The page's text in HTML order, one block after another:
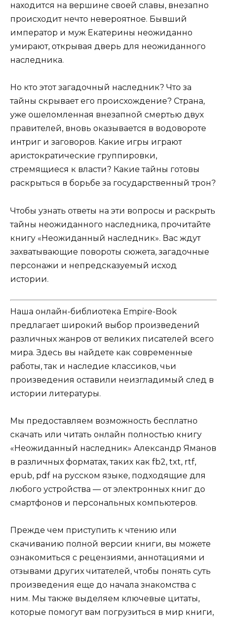
находится на вершине своей славы, внезапно
происходит нечто невероятное. Бывший
император и муж Екатерины неожиданно
умирают, открывая дверь для неожиданного
наследника.
Но кто этот загадочный наследник? Что за
тайны скрывает его происхождение? Страна,
уже ошеломленная внезапной смертью двух
правителей, вновь оказывается в водовороте
интриг и заговоров. Какие игры играют
аристократические группировки,
стремящиеся к власти? Какие тайны готовы
раскрыться в борьбе за государственный трон?
Чтобы узнать ответы на эти вопросы и раскрыть
тайны неожиданного наследника, прочитайте
книгу «Неожиданный наследник». Вас ждут
захватывающие повороты сюжета, загадочные
персонажи и непредсказуемый исход
истории.
Наша онлайн-библиотека Empire-Book
предлагает широкий выбор произведений
различных жанров от великих писателей всего
мира. Здесь вы найдете как современные
работы, так и наследие классиков, чьи
произведения оставили неизгладимый след в
истории литературы.
Мы предоставляем возможность бесплатно
скачать или читать онлайн полностью книгу
«Неожиданный наследник» Александр Яманов
в различных форматах, таких как fb2, txt, rtf,
epub, pdf на русском языке, подходящие для
любого устройства — от электронных книг до
смартфонов и персональных компьютеров.
Прежде чем приступить к чтению или
скачиванию полной версии книги, вы можете
ознакомиться с рецензиями, аннотациями и
отзывами других читателей, чтобы понять суть
произведения еще до начала знакомства с
ним. Мы также выделяем ключевые цитаты,
которые помогут вам погрузиться в мир книги,